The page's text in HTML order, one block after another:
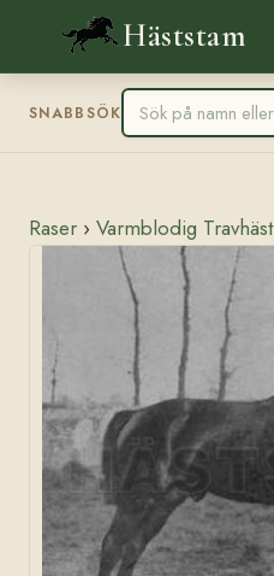
Häststam
SNABBSÖK
Raser › Varmblodig Travhäst